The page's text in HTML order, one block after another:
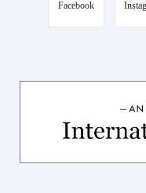
Facebook